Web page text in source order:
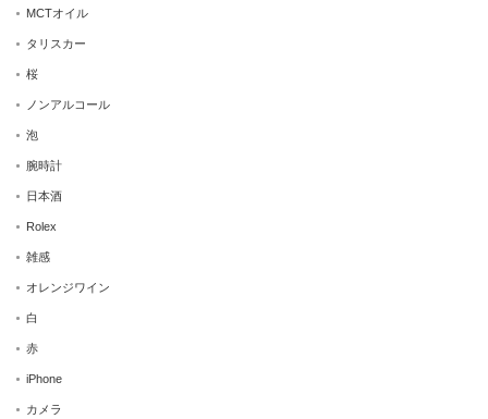
MCTオイル
タリスカー
桜
ノンアルコール
泡
腕時計
日本酒
Rolex
雑感
オレンジワイン
白
赤
iPhone
カメラ